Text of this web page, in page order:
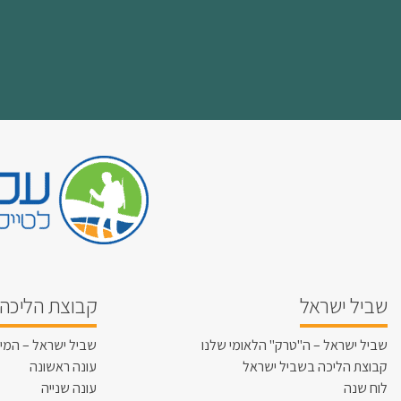
שביל ישראל
שביל ישראל – ה"טרק" הלאומי שלנו
קבוצת הליכה בשביל ישראל
לוח שנה
קבוצת
שביל ישראל –
עונה ראשונה
עונה שנייה